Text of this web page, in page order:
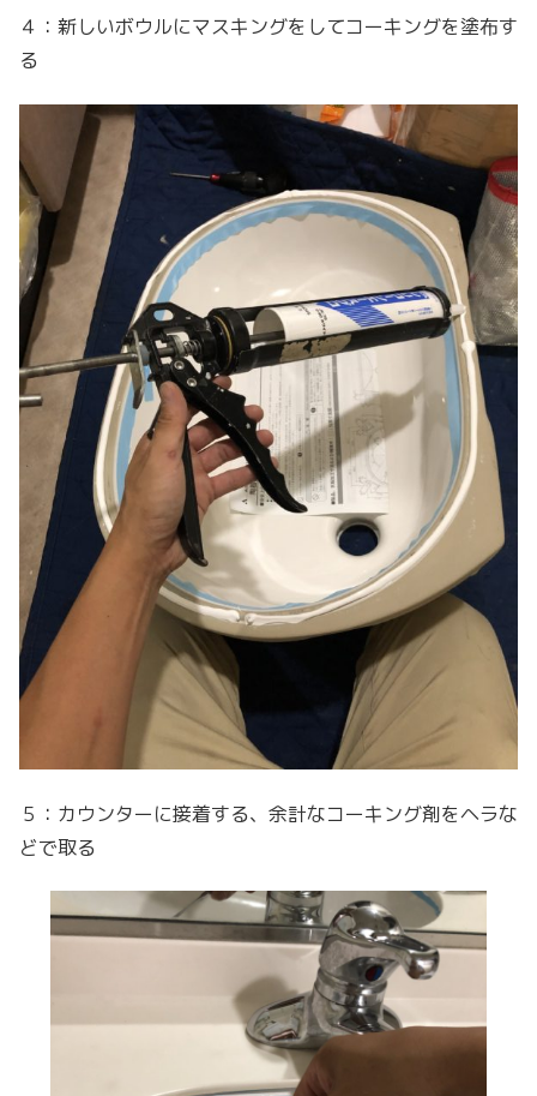
４：新しいボウルにマスキングをしてコーキングを塗布す
る
５：カウンターに接着する、余計なコーキング剤をヘラな
どで取る